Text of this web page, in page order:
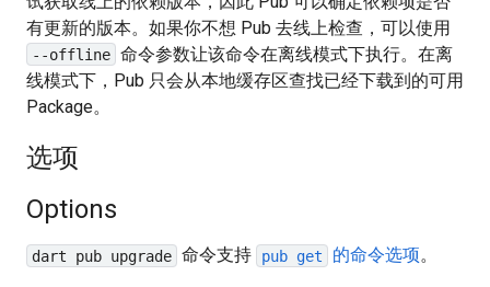
有更新的版本。如果你不想 Pub 去线上检查，可以使用
--offline 命令参数让该命令在离线模式下执行。在离
线模式下，Pub 只会从本地缓存区查找已经下载到的可用
Package。
选项
Options
dart pub upgrade 命令支持 pub get 的命令选项。